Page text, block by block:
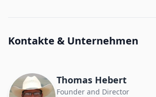
Kontakte & Unternehmen
Thomas Hebert
Founder and Director